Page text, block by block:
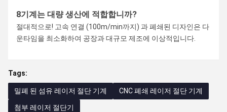
8기계는 대량 생산에 적합합니까?
절대적으로! 고속 연결 (100m/min까지) 과 폐쇄된 디자인은 다
운타임을 최소화하여 공장과 대규모 제조에 이상적입니다.
Tags:
밀폐 된 섬유 레이저 절단 기계 CNC 폐쇄 레이저 절단 기계
첨부 레이저 절단기